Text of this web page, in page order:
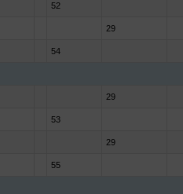
52
29
54
29
53
29
55